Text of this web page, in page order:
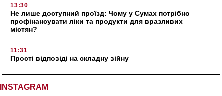
13:30
Не лише доступний проїзд: Чому у Сумах потрібно
профінансувати ліки та продукти для вразливих
містян?
11:31
Прості відповіді на складну війну
INSTAGRAM